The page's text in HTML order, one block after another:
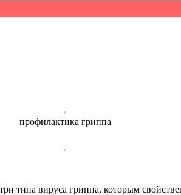
профилактика гриппа
типа вируса гриппа, которым